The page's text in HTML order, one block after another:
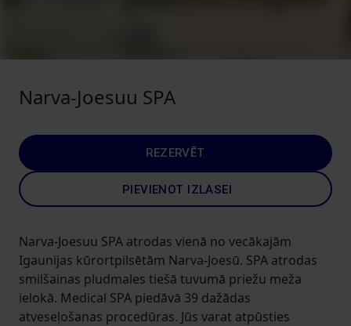
Narva-Joesuu SPA
REZERVĒT
PIEVIENOT IZLASEI
Narva-Joesuu SPA atrodas vienā no vecākajām
Igaunijas kūrortpilsētām Narva-Joesū. SPA atrodas
smilšainas pludmales tiešā tuvumā priežu meža
ielokā. Medical SPA piedāvā 39 dažādas
atveseļošanas procedūras. Jūs varat atpūsties